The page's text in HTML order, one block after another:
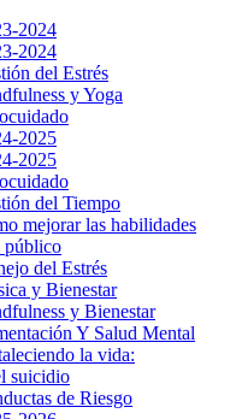
2024
2024
del Estrés
y Yoga
2025
2025
del Tiempo
mejorar las habilidades
público
del Estrés
y Bienestar
y Bienestar
Y Salud Mental
la vida:
suicidio
de Riesgo